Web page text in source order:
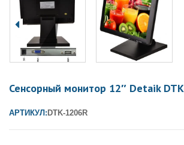
Сенсорный монитор 12″ Detaik
АРТИКУЛ:DTK-1206R